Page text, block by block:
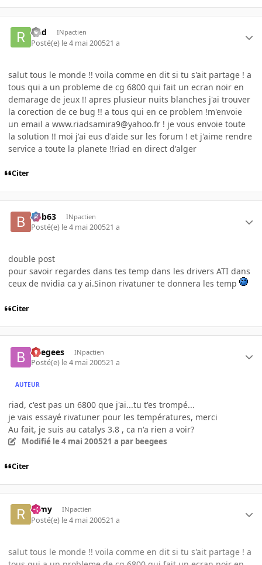
riad INpactien
Posté(e) le 4 mai 200521 a
salut tous le monde !! voila comme en dit si tu s'ait partage ! a
tous qui a un probleme de cg 6800 qui fait un ecran noir en
demarage de jeux !! apres plusieur nuits blanches j'ai trouver
la corection de ce bug !! a tous qui en ce problem !m'envoie
un email a www.riadsamira9@yahoo.fr ! je vous envoie toute
la solution !! moi j'ai eus d'aide sur les forum ! et j'aime rendre
service a toute la planete !!riad en direct d'alger
Citer
bob63 INpactien
Posté(e) le 4 mai 200521 a
double post
pour savoir regardes dans tes temp dans les drivers ATI dans
ceux de nvidia ca y ai.Sinon rivatuner te donnera les temp
Citer
beegees INpactien
Posté(e) le 4 mai 200521 a
AUTEUR
riad, c'est pas un 6800 que j'ai...tu t'es trompé...
je vais essayé rivatuner pour les températures, merci
Au fait, je suis au catalys 3.8 , ca n'a rien a voir?
Modifié le 4 mai 200521 a par beegees
Citer
ramy INpactien
Posté(e) le 4 mai 200521 a
salut tous le monde !! voila comme en dit si tu s'ait partage ! a